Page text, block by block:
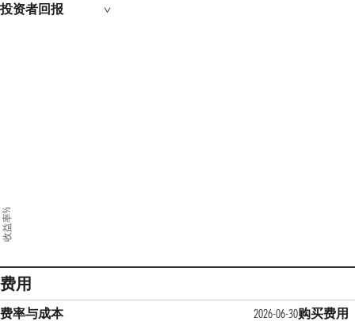
投资者回报
收益率%
费用
费率与成本 2026-06-30购买费用